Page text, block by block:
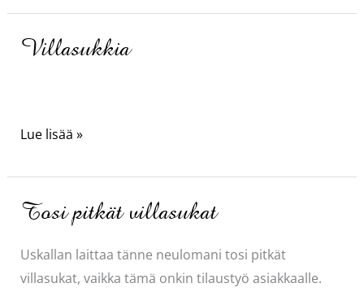
Villasukkia
Villasukkia
Lue lisää »
Tosi pitkät villasukat
Uskallan laittaa tänne neulomani tosi pitkät
villasukat, vaikka tämä onkin tilaustyö asiakkaalle.